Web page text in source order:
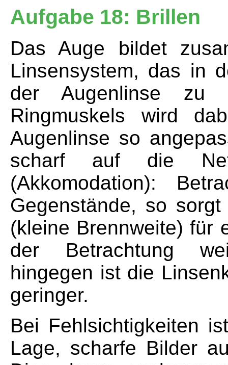
Aufgabe 18: Brillen
Das Auge bildet
Linsensystem, das in
der Augenlinse zu
Ringmuskels wird
Augenlinse so
scharf auf die
(Akkomodation):
Gegenstände, so
(kleine Brennweite) für
der Betrachtung
hingegen ist die
geringer.
Bei Fehlsichtigkeiten
Lage, scharfe Bilder